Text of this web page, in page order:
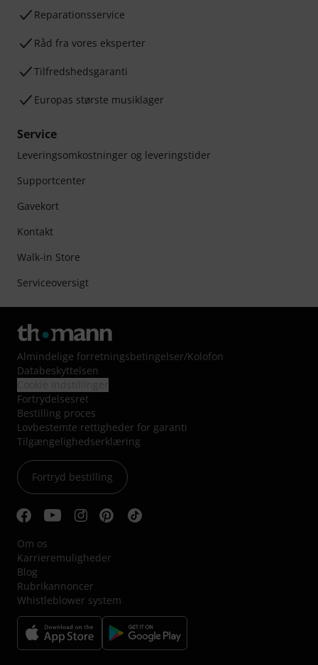
Reparationsservice
Råd fra vores eksperter
Tilfredshedsgaranti
Europas største musiklager
Service
Leveringsomkostninger og leveringstider
Supportcenter
Gavekort
Kontakt
Walk-in Store
Serviceoversigt
Almindelige forretningsbetingelser/Kolofon
Databeskyttelsen
Fortrydelsesret
Bestilling proces
Lovbestemte rettigheder for garanti
Tilgængelighedserklæring
Fortryd bestilling
Om os
Karrieremuligheder
Blog
Rubrikannoncer
Whistleblower system